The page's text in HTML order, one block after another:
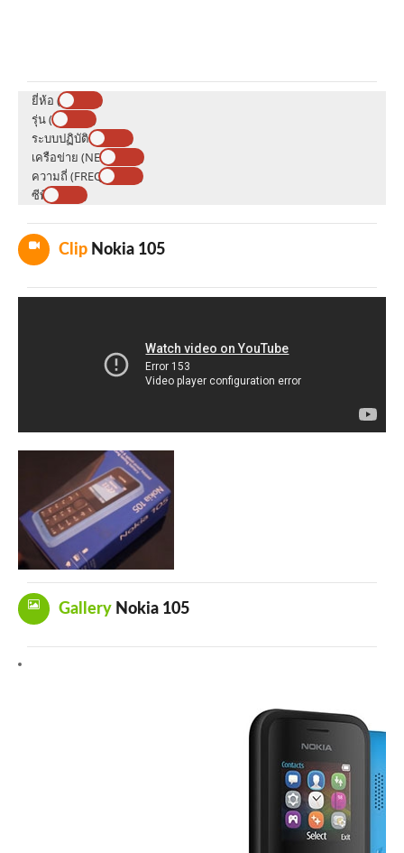
ยี่ห้อ (BRAND)
รุ่น (MODEL)
ระบบปฏิบัติการ (OS)
เครือข่าย (NETWORK)
ความถี่ (FREQUENCY)
ซีพียู (CPU)
Clip Nokia 105
Gallery Nokia 105